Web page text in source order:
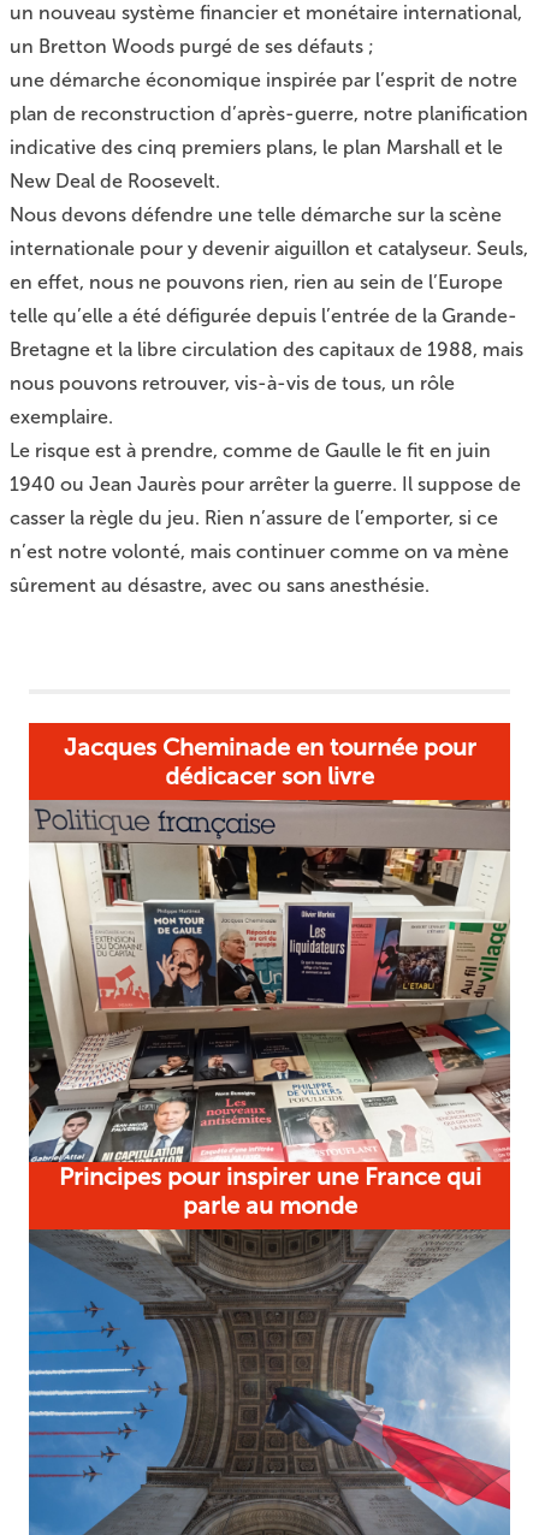
un nouveau système financier et monétaire international,
un Bretton Woods purgé de ses défauts ;
une démarche économique inspirée par l’esprit de notre
plan de reconstruction d’après-guerre, notre planification
indicative des cinq premiers plans, le plan Marshall et le
New Deal de Roosevelt.
Nous devons défendre une telle démarche sur la scène
internationale pour y devenir aiguillon et catalyseur. Seuls,
en effet, nous ne pouvons rien, rien au sein de l’Europe
telle qu’elle a été défigurée depuis l’entrée de la Grande-
Bretagne et la libre circulation des capitaux de 1988, mais
nous pouvons retrouver, vis-à-vis de tous, un rôle
exemplaire.
Le risque est à prendre, comme de Gaulle le fit en juin
1940 ou Jean Jaurès pour arrêter la guerre. Il suppose de
casser la règle du jeu. Rien n’assure de l’emporter, si ce
n’est notre volonté, mais continuer comme on va mène
sûrement au désastre, avec ou sans anesthésie.
Jacques Cheminade en tournée pour
dédicacer son livre
Principes pour inspirer une France qui
parle au monde